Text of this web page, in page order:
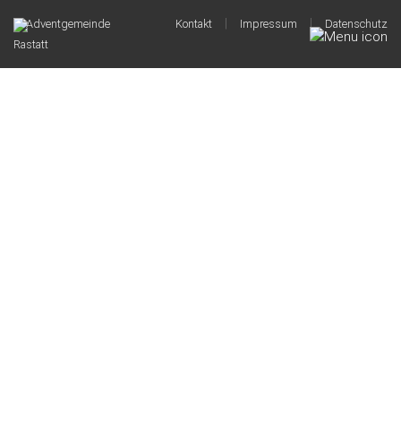
© Adventgemeinde
Rastatt
Kontakt | Impressum | Datenschutz